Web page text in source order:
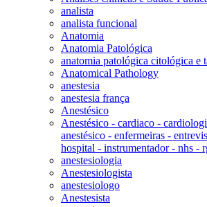
analista
analista funcional
Anatomia
Anatomia Patológica
anatomia patológica citológica e
Anatomical Pathology
anestesia
anestesia frança
Anestésico
Anestésico - cardiaco -
anestésico - enfermeiras -
hospital - instrumentador - nhs -
anestesiologia
Anestesiologista
anestesiologo
Anestesista